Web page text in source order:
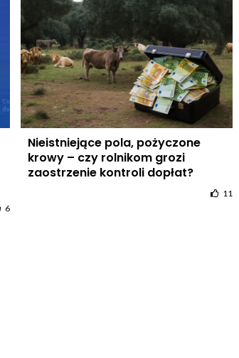
6
Nieistniejące pola, pożyczone
krowy – czy rolnikom grozi
zaostrzenie kontroli dopłat?
11